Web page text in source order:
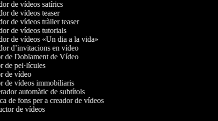
de vídeos satírics
de vídeos teaser
de vídeos tràiler teaser
de vídeos tutorials
de vídeos «Un dia a la vida»
d’invitacions en vídeo
Doblament de Vídeo
pel·lícules
vídeo
vídeos immobiliaris
automàtic de subtítols
de fons per a creador de vídeos
de vídeos